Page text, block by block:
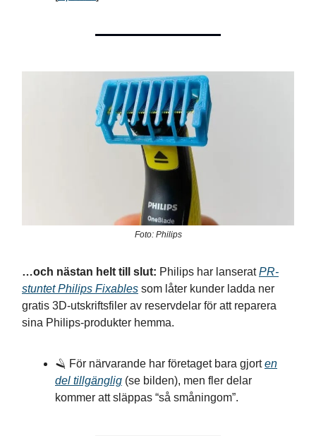
Foto: Philips
…och nästan helt till slut: Philips har lanseratPR-
stuntet Philips Fixables som låter kunder ladda ner
gratis 3D-utskriftsfiler av reservdelar för att reparera
sina Philips-produkter hemma.
🪒 För närvarande har företaget bara gjorten
del tillgänglig (se bilden), men fler delar
kommer att släppas “så småningom”.